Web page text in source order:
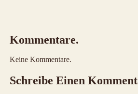
Kommentare.
Keine Kommentare.
Schreibe Einen